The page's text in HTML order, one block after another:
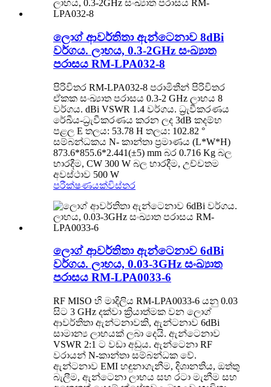
ලොග් ආවර්තිතා ඇන්ටෙනාව 8dBi
වර්ගය. ලාභය, 0.3-2GHz සංඛ්‍යාත
පරාසය RM-LPA032-8
පිරිවිතර RM-LPA032-8 පරාමිතීන් පිරිවිතර
ඒකක සංඛ්‍යාත පරාසය 0.3-2 GHz ලාභය 8
වර්ගය. dBi VSWR 1.4 වර්ගය. ධ්‍රැවීකරණය
රේඛීය-ධ්‍රැවීකරණය කරන ලද 3dB කදම්භ
පළල E තලය: 53.78 H තලය: 102.82 °
සම්බන්ධකය N- කාන්තා ප්‍රමාණය (L*W*H)
873.6*855.6*2.441(±5) mm බර 0.716 Kg බල
භාරදීම, CW 300 W බල භාරදීම, උච්චතම
අවස්ථාව 500 W
පරීක්ෂණයක්විස්තර
ලොග් ආවර්තිතා ඇන්ටෙනාව 6dBi
වර්ගය. ලාභය, 0.03-3GHz සංඛ්‍යාත
පරාසය RM-LPA0033-6
RF MISO හි මාදිලිය RM-LPA0033-6 යනු 0.03
සිට 3 GHz දක්වා ක්‍රියාත්මක වන ලොග්
ආවර්තිතා ඇන්ටනාවකි, ඇන්ටනාව 6dBi
සාමාන්‍ය ලාභයක් ලබා දෙයි. ඇන්ටෙනාව
VSWR 2:1 ට වඩා අඩුය. ඇන්ටෙනා RF
වරායන් N-කාන්තා සම්බන්ධක වේ.
ඇන්ටනාව EMI හඳුනාගැනීම, දිශානතිය, ඔත්තු
බැලීම, ඇන්ටෙනා ලාභය සහ රටා මැනීම සහ